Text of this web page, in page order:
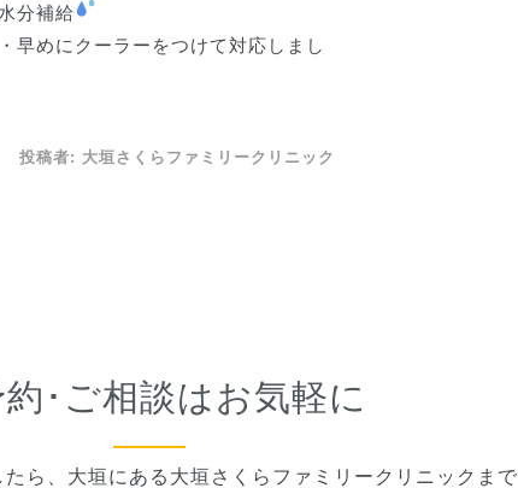
分補給
早めにクーラーをつけて対応しまし
投稿者: 大垣さくらファミリークリニック
･ご相談はお気軽に
ら、大垣にある大垣さくらファミリークリニックまで